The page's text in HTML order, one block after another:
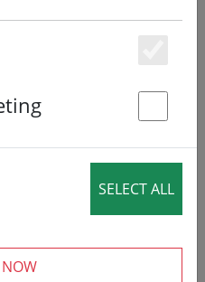
›
SELECT ALL